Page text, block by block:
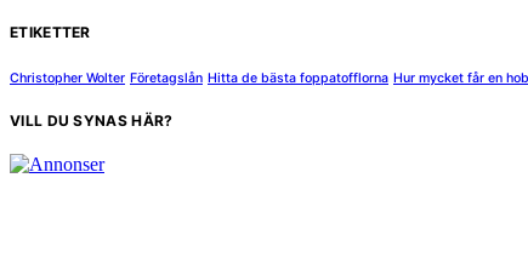
ETIKETTER
Christopher Wolter Företagslån Hitta de bästa foppatofflorna Hur mycket får en
VILL DU SYNAS HÄR?